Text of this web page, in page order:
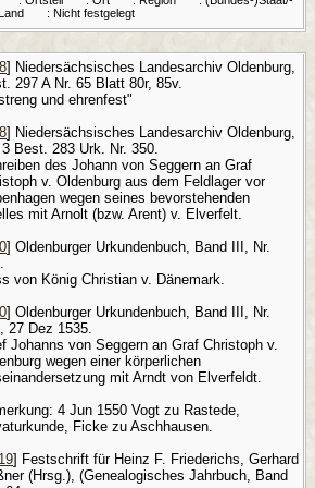
: Nicht festgelegt
] Niedersächsisches Landesarchiv Oldenburg,
297 A Nr. 65 Blatt 80r, 85v.
und ehrenfest"
] Niedersächsisches Landesarchiv Oldenburg,
Best. 283 Urk. Nr. 350.
des Johann von Seggern an Graf
v. Oldenburg aus dem Feldlager vor
wegen seines bevorstehenden
mit Arnolt (bzw. Arent) v. Elverfelt.
] Oldenburger Urkundenbuch, Band III, Nr.
von König Christian v. Dänemark.
] Oldenburger Urkundenbuch, Band III, Nr.
27 Dez 1535.
Johanns von Seggern an Graf Christoph v.
wegen einer körperlichen
mit Arndt von Elverfeldt.
4 Jun 1550 Vogt zu Rastede,
Ficke zu Aschhausen.
] Festschrift für Heinz F. Friederichs, Gerhard
(Hrsg.), (Genealogisches Jahrbuch, Band